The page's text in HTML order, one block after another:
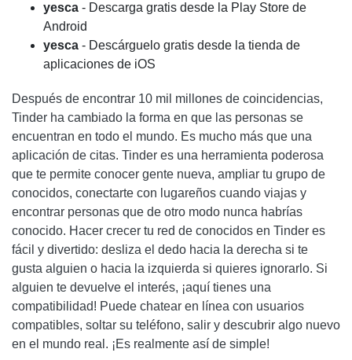
yesca - Descarga gratis desde la Play Store de
Android
yesca - Descárguelo gratis desde la tienda de
aplicaciones de iOS
Después de encontrar 10 mil millones de coincidencias,
Tinder ha cambiado la forma en que las personas se
encuentran en todo el mundo. Es mucho más que una
aplicación de citas. Tinder es una herramienta poderosa
que te permite conocer gente nueva, ampliar tu grupo de
conocidos, conectarte con lugareños cuando viajas y
encontrar personas que de otro modo nunca habrías
conocido. Hacer crecer tu red de conocidos en Tinder es
fácil y divertido: desliza el dedo hacia la derecha si te
gusta alguien o hacia la izquierda si quieres ignorarlo. Si
alguien te devuelve el interés, ¡aquí tienes una
compatibilidad! Puede chatear en línea con usuarios
compatibles, soltar su teléfono, salir y descubrir algo nuevo
en el mundo real. ¡Es realmente así de simple!